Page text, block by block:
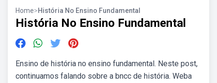
Home>História No Ensino Fundamental
História No Ensino Fundamental
Ensino de história no ensino fundamental. Neste post,
continuamos falando sobre a bncc de história. Weba